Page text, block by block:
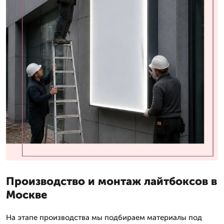
Производство и монтаж лайтбоксов в
Москве
На этапе производства мы подбираем материалы под